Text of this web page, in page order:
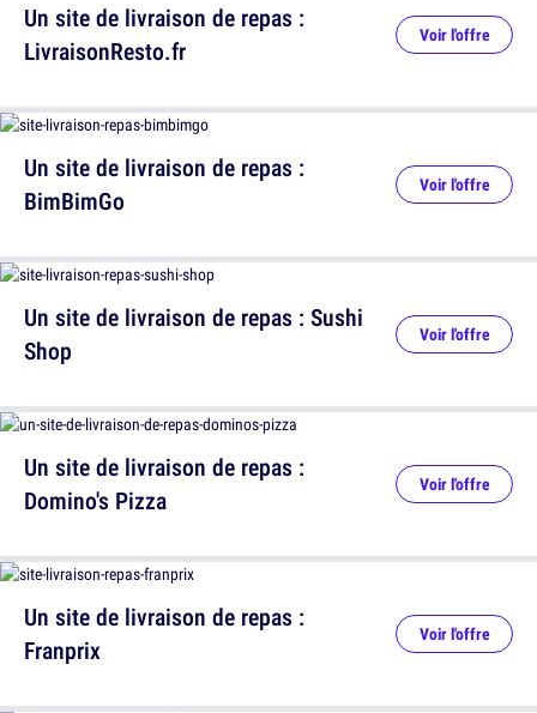
Un site de livraison de repas :
LivraisonResto.fr
Voir l'offre
Un site de livraison de repas : Sushi
Shop
Voir l'offre
Un site de livraison de repas :
Franprix
Voir l'offre
Un site de livraison de repas :
BimBimGo
Voir l'offre
Un site de livraison de repas :
Domino's Pizza
Voir l'offre